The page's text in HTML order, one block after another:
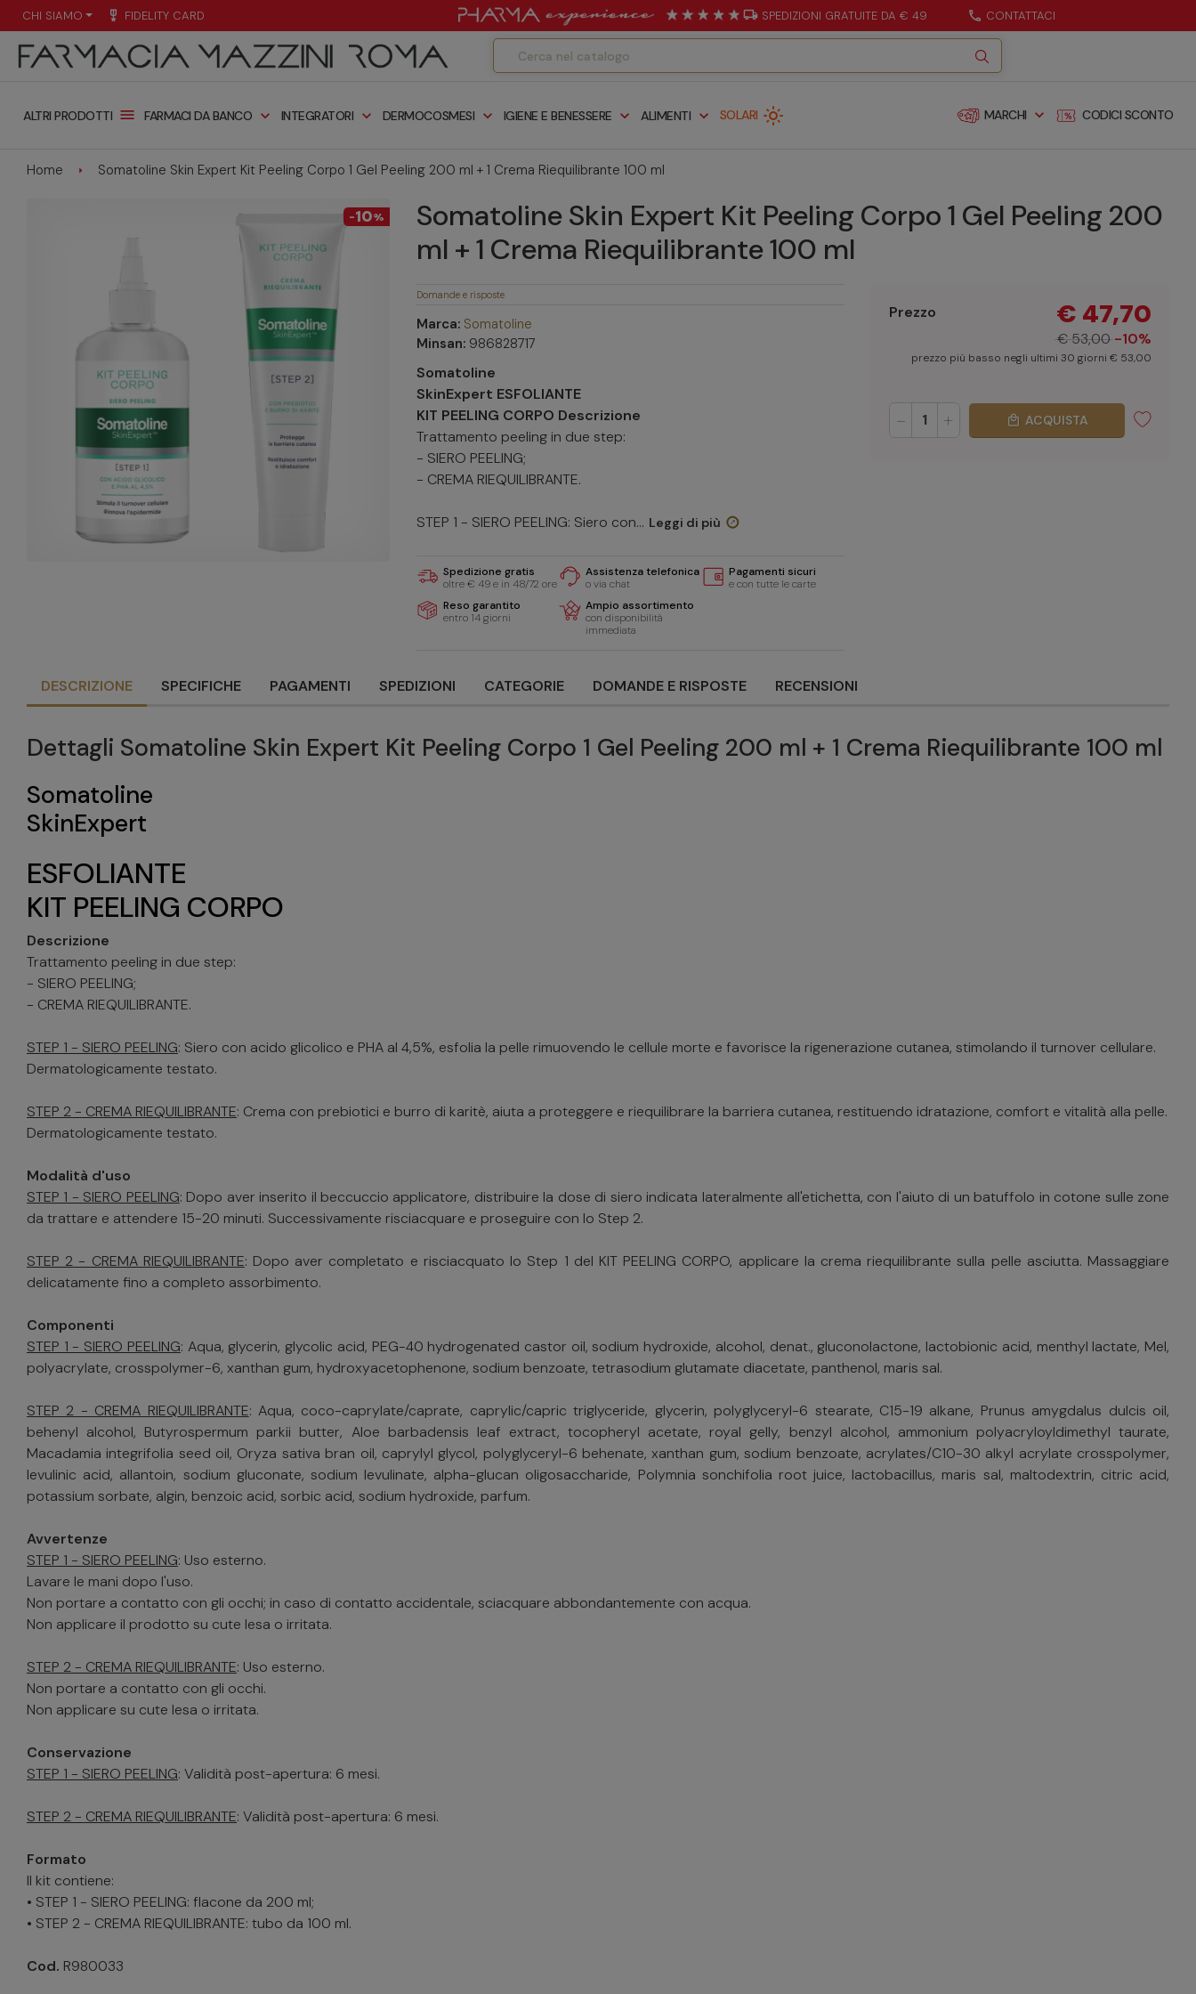
CHI SIAMO military_tech FIDELITY CARD local_shipping SPEDIZIONI GRATUITE DA € 49 call CONTATTACI
ALTRI PRODOTTI menu FARMACI DA BANCO expand_more INTEGRATORI expand_more DERMOCOSMESI expand_more IGIENE E BENESSERE expand_more ALIMENTI expand_more MARCHI expand_more CODICI SCONTO
SOLARI light_mode
Home Somatoline Skin Expert Kit Peeling Corpo 1 Gel Peeling 200 ml + 1 Crema Riequilibrante 100 ml
-10%
Somatoline Skin Expert Kit Peeling Corpo 1 Gel Peeling 200
ml + 1 Crema Riequilibrante 100 ml
Domande e risposte
Marca: Somatoline
Minsan: 986828717
Somatoline
SkinExpert ESFOLIANTE
KIT PEELING CORPO Descrizione
Trattamento peeling in due step:
- SIERO PEELING;
- CREMA RIEQUILIBRANTE.
STEP 1 - SIERO PEELING: Siero con... Leggi di più
Spedizione gratis
oltre € 49 e in 48/72 ore
Assistenza telefonica
o via chat
Pagamenti sicuri
e con tutte le carte
Reso garantito
entro 14 giorni
Ampio assortimento
con disponibilità
immediata
€ 47,70
€ 53,00 -10%
Prezzo
prezzo più basso negli ultimi 30 giorni € 53,00
- + local_mall ACQUISTA
DESCRIZIONE SPECIFICHE PAGAMENTI SPEDIZIONI CATEGORIE DOMANDE E RISPOSTE RECENSIONI
Dettagli Somatoline Skin Expert Kit Peeling Corpo 1 Gel Peeling 200 ml + 1 Crema Riequilibrante 100 ml
Somatoline
SkinExpert
ESFOLIANTE
KIT PEELING CORPO
Descrizione
Trattamento peeling in due step:
- SIERO PEELING;
- CREMA RIEQUILIBRANTE.
STEP 1 - SIERO PEELING: Siero con acido glicolico e PHA al 4,5%, esfolia la pelle rimuovendo le cellule morte e favorisce la rigenerazione cutanea, stimolando il turnover cellulare.
Dermatologicamente testato.
STEP 2 - CREMA RIEQUILIBRANTE: Crema con prebiotici e burro di karitè, aiuta a proteggere e riequilibrare la barriera cutanea, restituendo idratazione, comfort e vitalità alla pelle.
Dermatologicamente testato.
Modalità d'uso
STEP 1 - SIERO PEELING: Dopo aver inserito il beccuccio applicatore, distribuire la dose di siero indicata lateralmente all'etichetta, con l'aiuto di un batuffolo in cotone sulle zone
da trattare e attendere 15-20 minuti. Successivamente risciacquare e proseguire con lo Step 2.
STEP 2 - CREMA RIEQUILIBRANTE: Dopo aver completato e risciacquato lo Step 1 del KIT PEELING CORPO, applicare la crema riequilibrante sulla pelle asciutta. Massaggiare
delicatamente fino a completo assorbimento.
Componenti
STEP 1 - SIERO PEELING: Aqua, glycerin, glycolic acid, PEG-40 hydrogenated castor oil, sodium hydroxide, alcohol, denat., gluconolactone, lactobionic acid, menthyl lactate, Mel,
polyacrylate, crosspolymer-6, xanthan gum, hydroxyacetophenone, sodium benzoate, tetrasodium glutamate diacetate, panthenol, maris sal.
STEP 2 - CREMA RIEQUILIBRANTE: Aqua, coco-caprylate/caprate, caprylic/capric triglyceride, glycerin, polyglyceryl-6 stearate, C15-19 alkane, Prunus amygdalus dulcis oil,
behenyl alcohol, Butyrospermum parkii butter, Aloe barbadensis leaf extract, tocopheryl acetate, royal gelly, benzyl alcohol, ammonium polyacryloyldimethyl taurate,
Macadamia integrifolia seed oil, Oryza sativa bran oil, caprylyl glycol, polyglyceryl-6 behenate, xanthan gum, sodium benzoate, acrylates/C10-30 alkyl acrylate crosspolymer,
levulinic acid, allantoin, sodium gluconate, sodium levulinate, alpha-glucan oligosaccharide, Polymnia sonchifolia root juice, lactobacillus, maris sal, maltodextrin, citric acid,
potassium sorbate, algin, benzoic acid, sorbic acid, sodium hydroxide, parfum.
Avvertenze
STEP 1 - SIERO PEELING: Uso esterno.
Lavare le mani dopo l'uso.
Non portare a contatto con gli occhi; in caso di contatto accidentale, sciacquare abbondantemente con acqua.
Non applicare il prodotto su cute lesa o irritata.
STEP 2 - CREMA RIEQUILIBRANTE: Uso esterno.
Non portare a contatto con gli occhi.
Non applicare su cute lesa o irritata.
Conservazione
STEP 1 - SIERO PEELING: Validità post-apertura: 6 mesi.
STEP 2 - CREMA RIEQUILIBRANTE: Validità post-apertura: 6 mesi.
Formato
Il kit contiene:
• STEP 1 - SIERO PEELING: flacone da 200 ml;
• STEP 2 - CREMA RIEQUILIBRANTE: tubo da 100 ml.
Cod. R980033